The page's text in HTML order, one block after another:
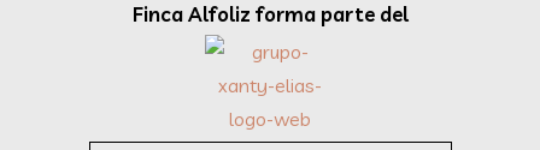
Finca Alfoliz forma parte del